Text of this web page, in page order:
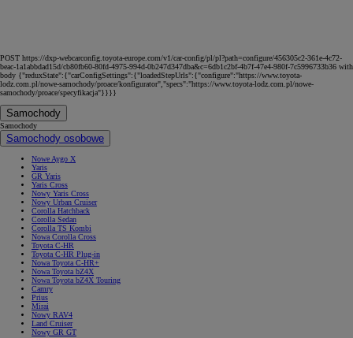
POST https://dxp-webcarconfig.toyota-europe.com/v1/car-config/pl/pl?path=configure/456305c2-361e-4c72-
beac-1a1abbdad15d/cb80fb60-80fd-4975-994d-0b247d347dba&c=6db1c2bf-4b7f-47e4-980f-7c5996733b36 with
body {"reduxState":{"carConfigSettings":{"loadedStepUrls":{"configure":"https://www.toyota-
lodz.com.pl/nowe-samochody/proace/konfigurator","specs":"https://www.toyota-lodz.com.pl/nowe-
samochody/proace/specyfikacja"}}}}
Samochody
Samochody
Samochody osobowe
Nowe Aygo X
Yaris
GR Yaris
Yaris Cross
Nowy Yaris Cross
Nowy Urban Cruiser
Corolla Hatchback
Corolla Sedan
Corolla TS Kombi
Nowa Corolla Cross
Toyota C-HR
Toyota C-HR Plug-in
Nowa Toyota C-HR+
Nowa Toyota bZ4X
Nowa Toyota bZ4X Touring
Camry
Prius
Mirai
Nowy RAV4
Land Cruiser
Nowy GR GT